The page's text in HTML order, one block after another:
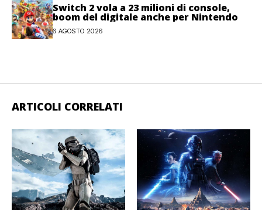
Switch 2 vola a 23 milioni di console,
boom del digitale anche per Nintendo
6 AGOSTO 2026
ARTICOLI CORRELATI